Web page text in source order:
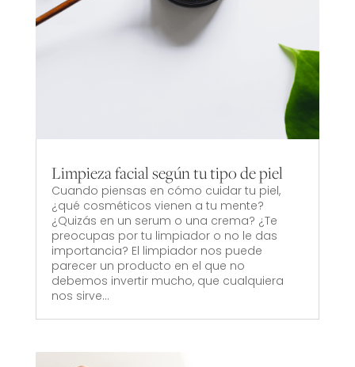
Limpieza facial según tu tipo de piel
Cuando piensas en cómo cuidar tu piel,
¿qué cosméticos vienen a tu mente?
¿Quizás en un serum o una crema? ¿Te
preocupas por tu limpiador o no le das
importancia? El limpiador nos puede
parecer un producto en el que no
debemos invertir mucho, que cualquiera
nos sirve...